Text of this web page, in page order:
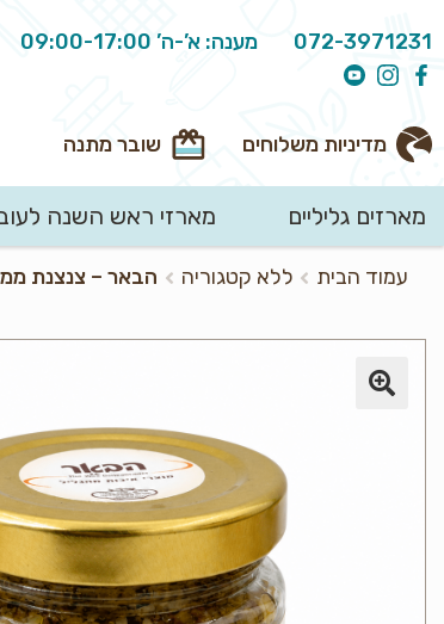
072-3971231 מענה: א’-ה’ 09:00-17:00
מדיניות משלוחים שובר מתנה
מארזים גליליים מארזי ראש השנה
חיפוש
עמוד הבית ללא קטגוריה הבאר – צנצנת